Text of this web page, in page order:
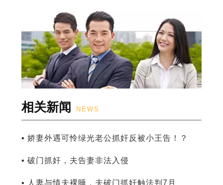
相关新闻 NEWS
▪ 娇妻外遇可怜绿光老公抓奸反被小王告！？
▪ 破门抓奸，夫告妻非法入侵
▪ 人妻与情夫裸睡，夫破门抓奸触法判7月